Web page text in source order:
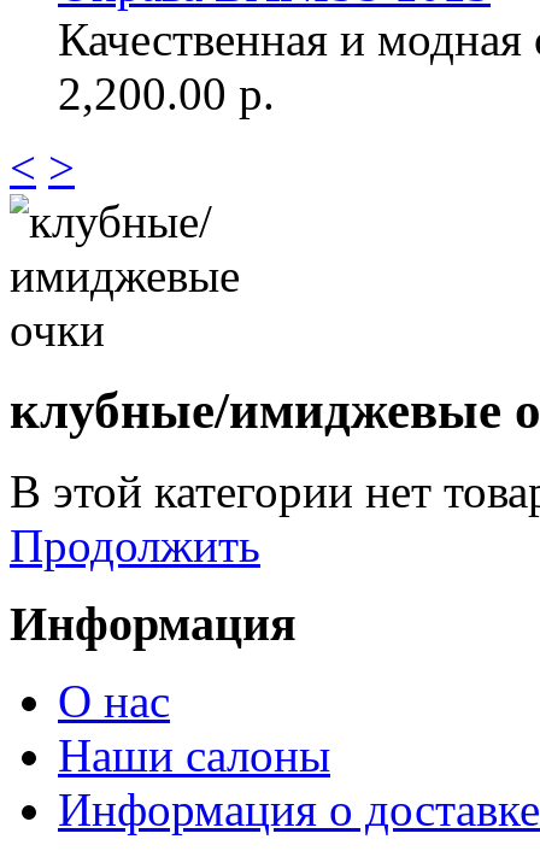
Качественная и модная
2,200.00 р.
< >
клубные/имиджевые
В этой категории нет
Продолжить
Информация
О нас
Наши салоны
Информация о доставке